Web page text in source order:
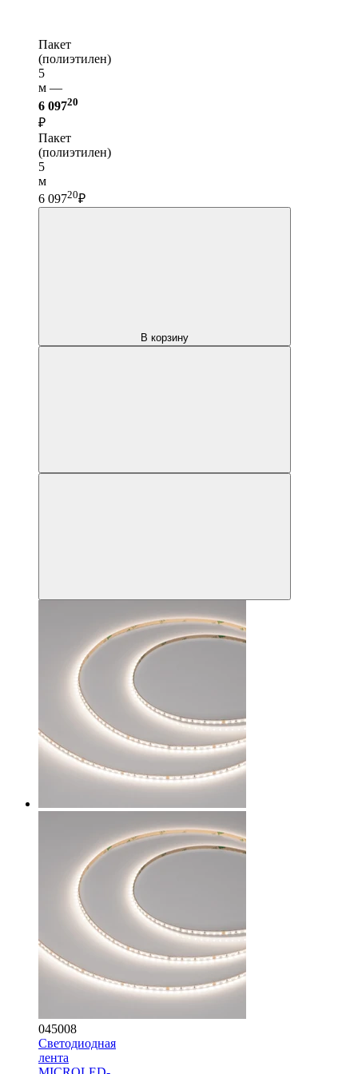
Пакет
(полиэтилен)
5
м —
6 09720
₽
Пакет
(полиэтилен)
5
м
6 09720₽
В корзину
045008
Светодиодная
лента